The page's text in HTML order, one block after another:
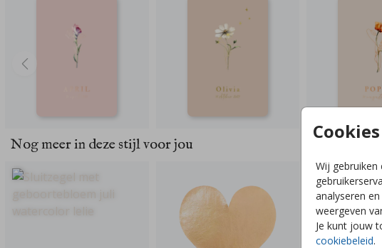
Cookies
Wij
analyseren
weergeven
Je kunt jouw
cookiebeleid.
Nog meer in deze stijl voor jou